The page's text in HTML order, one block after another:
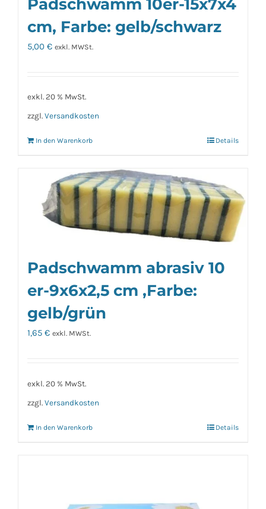
cm, Farbe: gelb/schwarz
5,00 € exkl. MWSt.
exkl. 20 % MwSt.
zzgl. Versandkosten
In den Warenkorb Details
Padschwamm abrasiv 10
er-9x6x2,5 cm ,Farbe:
gelb/grün
1,65 € exkl. MWSt.
exkl. 20 % MwSt.
zzgl. Versandkosten
In den Warenkorb Details